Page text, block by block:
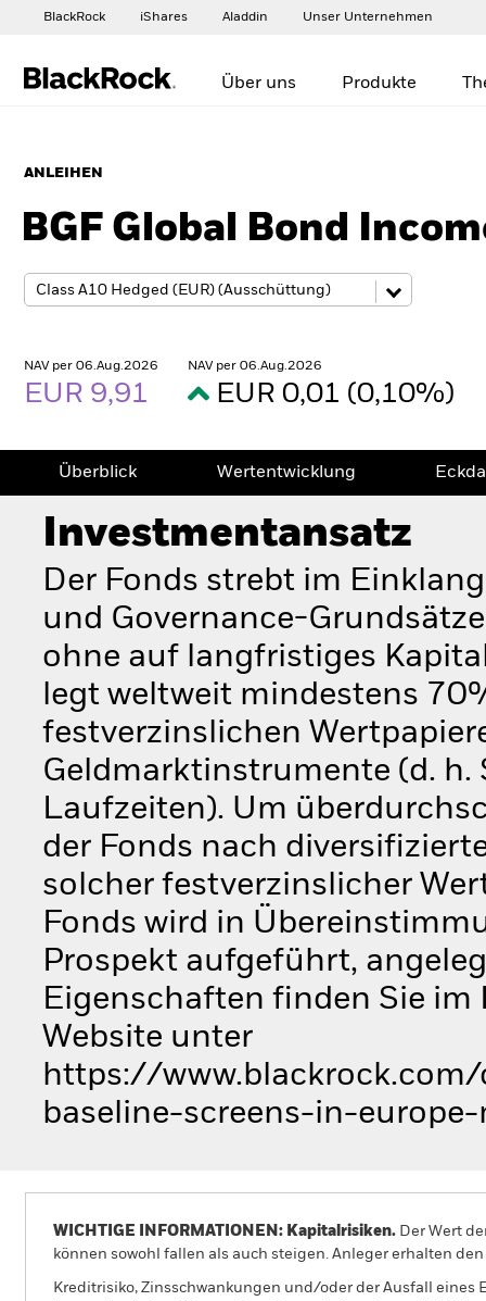
BlackRock iShares Aladdin Unser Unternehmen
Über uns Produkte
ANLEIHEN
BGF Global Bond
NAV per 06.Aug.2026
EUR 9,91
NAV per 06.Aug.2026
EUR 0,01 (0,10%)
Überblick Wertentwicklung
Investmentansatz
Der Fonds strebt im
und Governance-
ohne auf langfristiges
legt weltweit mindestens
festverzinslichen
Geldmarktinstrumente (d.
Laufzeiten). Um
der Fonds nach
solcher festverzinslicher
Fonds wird in
Prospekt aufgeführt,
Eigenschaften finden Sie
Website unter
https://
baseline-screens-in-
WICHTIGE INFORMATIONEN: Kapitalrisiken. Der Wert
können sowohl fallen als auch steigen. Anleger erhalten
Kreditrisiko, Zinsschwankungen und/oder der Ausfall